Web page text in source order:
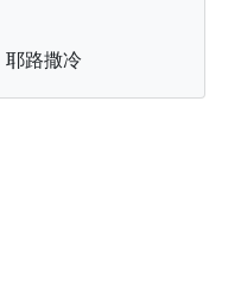
路撒冷